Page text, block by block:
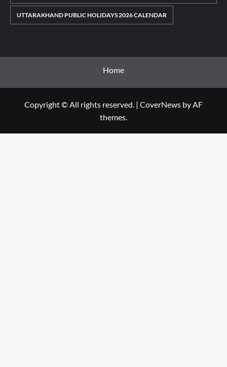
UTTARAKHAND PUBLIC HOLIDAYS 2026 CALENDAR
Home
Copyright © All rights reserved. | CoverNews by AF
themes.